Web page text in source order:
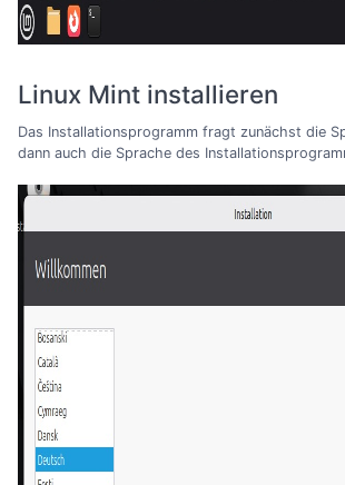
Linux Mint installieren
Das Installationsprogramm fragt zunächst die
dann auch die Sprache des